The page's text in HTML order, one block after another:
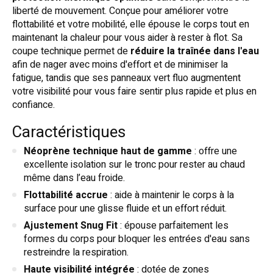
liberté de mouvement. Conçue pour améliorer votre
flottabilité et votre mobilité, elle épouse le corps tout en
maintenant la chaleur pour vous aider à rester à flot. Sa
coupe technique permet de réduire la traînée dans l'eau
afin de nager avec moins d'effort et de minimiser la
fatigue, tandis que ses panneaux vert fluo augmentent
votre visibilité pour vous faire sentir plus rapide et plus en
confiance.
Caractéristiques
Néoprène technique haut de gamme : offre une
excellente isolation sur le tronc pour rester au chaud
même dans l’eau froide.
Flottabilité accrue : aide à maintenir le corps à la
surface pour une glisse fluide et un effort réduit.
Ajustement Snug Fit: épouse parfaitement les
formes du corps pour bloquer les entrées d'eau sans
restreindre la respiration.
Haute visibilité intégrée : dotée de zones